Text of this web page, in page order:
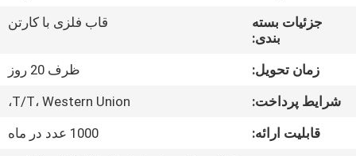
تماس
بگیرید
جزئیات بسته
بندی:
قاب فلزی با کارتن
زمان تحویل:
ظرف 20 روز
شرایط پرداخت:
T/T، Western Union،
قابلیت ارائه:
1000 عدد در ماه